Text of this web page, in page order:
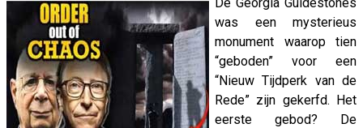
was een mysterieus
monument waarop tien
“geboden” voor een
“Nieuw Tijdperk van de
Rede” zijn gekerfd. Het
eerste gebod? De